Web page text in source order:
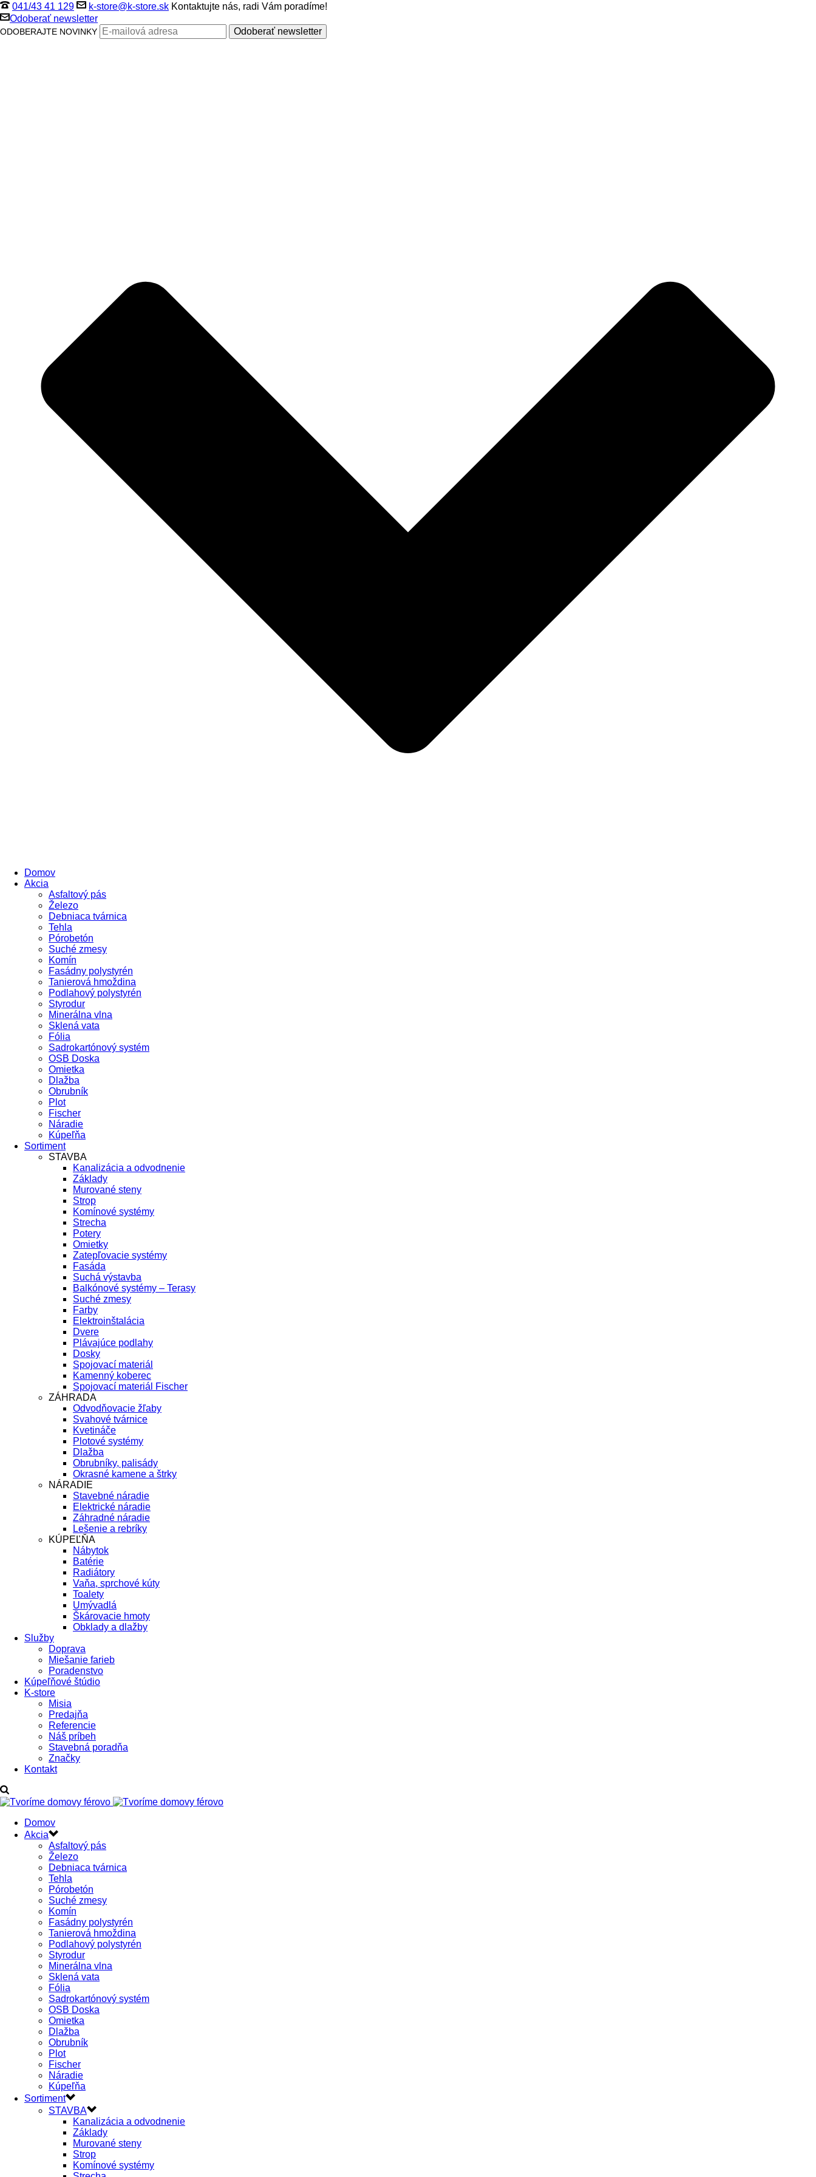
041/43 41 129 k-store@k-store.sk Kontaktujte nás, radi Vám poradíme!
Odoberať newsletter
ODOBERAJTE NOVINKY
Domov
Akcia
Asfaltový pás
Železo
Debniaca tvárnica
Tehla
Pórobetón
Suché zmesy
Komín
Fasádny polystyrén
Tanierová hmoždina
Podlahový polystyrén
Styrodur
Minerálna vlna
Sklená vata
Fólia
Sadrokartónový systém
OSB Doska
Omietka
Dlažba
Obrubník
Plot
Fischer
Náradie
Kúpeľňa
Sortiment
STAVBA
Kanalizácia a odvodnenie
Základy
Murované steny
Strop
Komínové systémy
Strecha
Potery
Omietky
Zatepľovacie systémy
Fasáda
Suchá výstavba
Balkónové systémy – Terasy
Suché zmesy
Farby
Elektroinštalácia
Dvere
Plávajúce podlahy
Dosky
Spojovací materiál
Kamenný koberec
Spojovací materiál Fischer
ZÁHRADA
Odvodňovacie žľaby
Svahové tvárnice
Kvetináče
Plotové systémy
Dlažba
Obrubníky, palisády
Okrasné kamene a štrky
NÁRADIE
Stavebné náradie
Elektrické náradie
Záhradné náradie
Lešenie a rebríky
KÚPEĽŇA
Nábytok
Batérie
Radiátory
Vaňa, sprchové kúty
Toalety
Umývadlá
Škárovacie hmoty
Obklady a dlažby
Služby
Doprava
Miešanie farieb
Poradenstvo
Kúpeľňové štúdio
K-store
Misia
Predajňa
Referencie
Náš príbeh
Stavebná poradňa
Značky
Kontakt
Domov
Akcia
Asfaltový pás
Železo
Debniaca tvárnica
Tehla
Pórobetón
Suché zmesy
Komín
Fasádny polystyrén
Tanierová hmoždina
Podlahový polystyrén
Styrodur
Minerálna vlna
Sklená vata
Fólia
Sadrokartónový systém
OSB Doska
Omietka
Dlažba
Obrubník
Plot
Fischer
Náradie
Kúpeľňa
Sortiment
STAVBA
Kanalizácia a odvodnenie
Základy
Murované steny
Strop
Komínové systémy